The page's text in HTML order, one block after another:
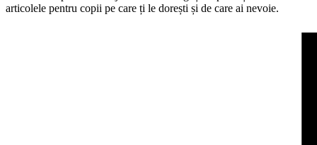
articolele pentru copii pe care ți le dorești și de care ai nevoie.